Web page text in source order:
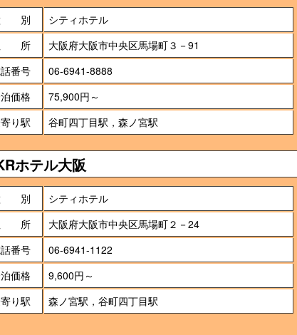
別
シティホテル
所
大阪府大阪市中央区馬場町３－91
番号
06-6941-8888
価格
75,900円～
り駅
谷町四丁目駅，森ノ宮駅
ホテル大阪
別
シティホテル
所
大阪府大阪市中央区馬場町２－24
番号
06-6941-1122
価格
9,600円～
り駅
森ノ宮駅，谷町四丁目駅